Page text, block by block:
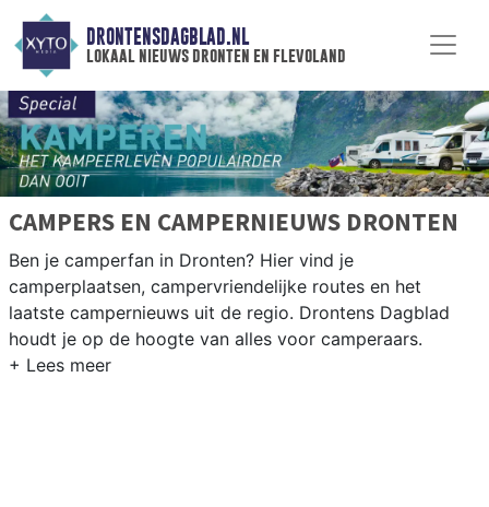
DRONTENSDAGBLAD.NL
lokaal nieuws dronten en flevoland
CAMPERS EN CAMPERNIEUWS DRONTEN
Ben je camperfan in Dronten? Hier vind je
camperplaatsen, campervriendelijke routes en het
laatste campernieuws uit de regio. Drontens Dagblad
houdt je op de hoogte van alles voor camperaars.